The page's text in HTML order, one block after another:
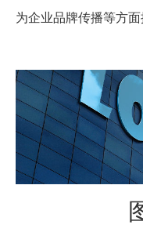
为企业品牌传播等方面